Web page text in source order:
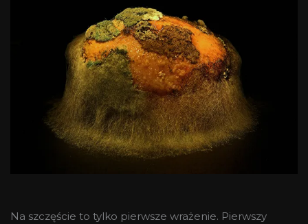
Na szczęście to tylko pierwsze wrażenie. Pierwszy